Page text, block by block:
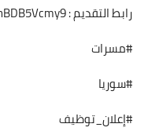
رابط التقديم :
#مسرات
#سوريا
#إعلان_توظيف